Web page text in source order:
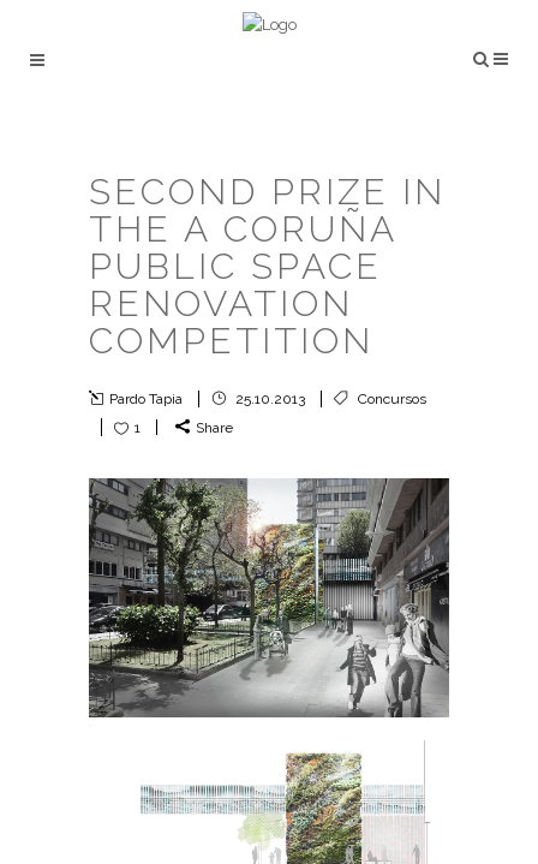
SECOND PRIZE IN
THE A CORUÑA
PUBLIC SPACE
RENOVATION
COMPETITION
Pardo Tapia 25.10.2013
Concursos
1
Share